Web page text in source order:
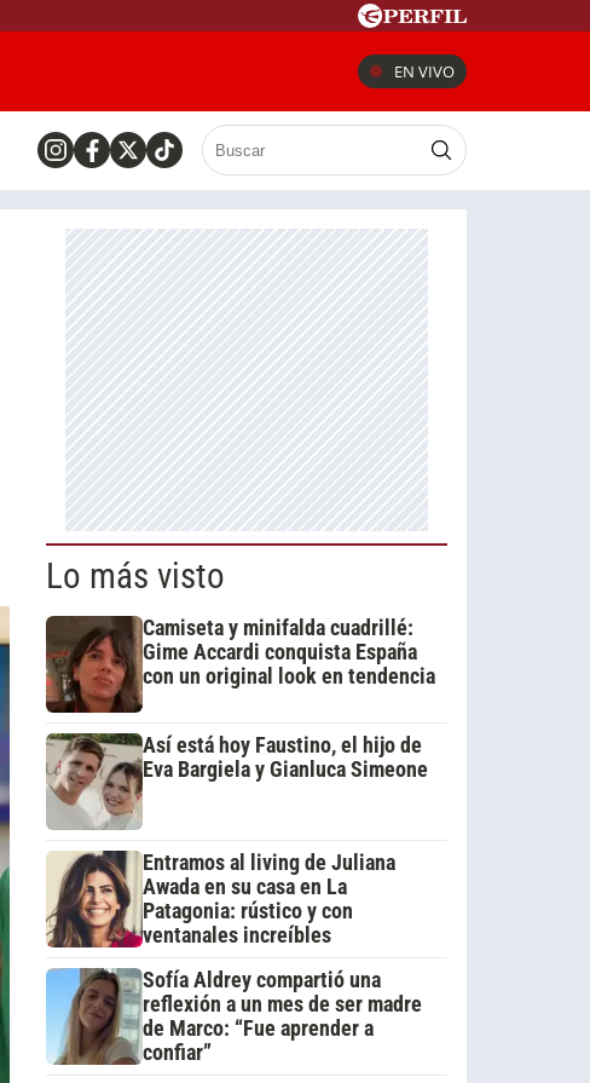
EN VIVO
Lo más visto
Camiseta y minifalda cuadrillé:
Gime Accardi conquista España
con un original look en tendencia
Así está hoy Faustino, el hijo de
Eva Bargiela y Gianluca Simeone
Entramos al living de Juliana
Awada en su casa en La
Patagonia: rústico y con
ventanales increíbles
Sofía Aldrey compartió una
reflexión a un mes de ser madre
de Marco: “Fue aprender a
confiar”